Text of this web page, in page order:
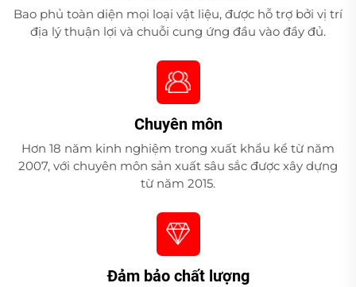
Bao phủ toàn diện mọi loại vật liệu, được hỗ trợ bởi vị trí
địa lý thuận lợi và chuỗi cung ứng đầu vào đầy đủ.
Chuyên môn
Hơn 18 năm kinh nghiệm trong xuất khẩu kể từ năm
2007, với chuyên môn sản xuất sâu sắc được xây dựng
từ năm 2015.
Đảm bảo chất lượng